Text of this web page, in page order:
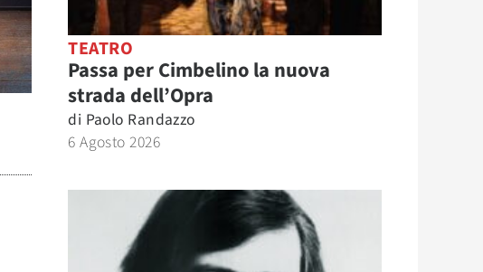
TEATRO
Passa per Cimbelino la nuova
strada dell’Opra
di Paolo Randazzo
6 Agosto 2026